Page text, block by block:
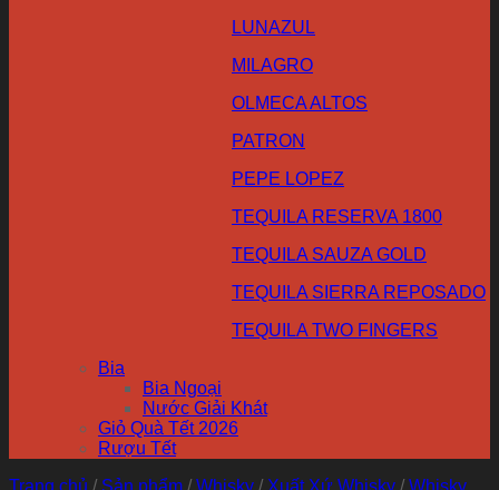
LUNAZUL
MILAGRO
OLMECA ALTOS
PATRON
PEPE LOPEZ
TEQUILA RESERVA 1800
TEQUILA SAUZA GOLD
TEQUILA SIERRA REPOSADO
TEQUILA TWO FINGERS
Bia
Bia Ngoại
Nước Giải Khát
Giỏ Quà Tết 2026
Rượu Tết
Trang chủ / Sản phẩm / Whisky / Xuất Xứ Whisky / Whisky